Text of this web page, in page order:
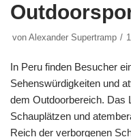
von Alexander Supertramp
In Peru finden Besucher
Sehenswürdigkeiten und
dem Outdoorbereich. Das
Schauplätzen und
Reich der verborgenen